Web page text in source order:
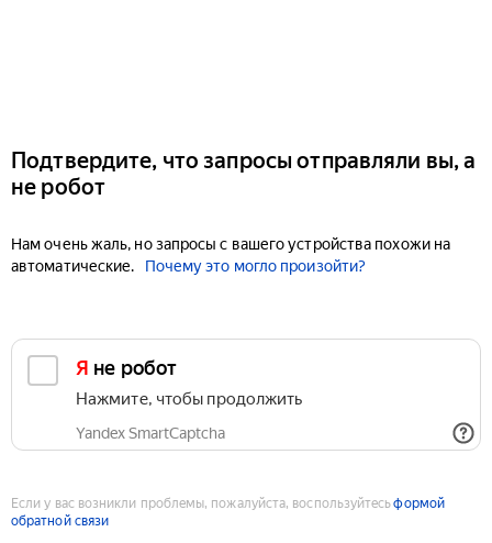
Подтвердите, что запросы отправляли вы, а
не робот
Нам очень жаль, но запросы с вашего устройства похожи на
автоматические.
Почему это могло произойти?
Я не робот
Нажмите, чтобы продолжить
Yandex SmartCaptcha
Если у вас возникли проблемы, пожалуйста, воспользуйтесьформой
обратной связи